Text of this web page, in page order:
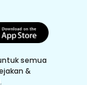
semua
&